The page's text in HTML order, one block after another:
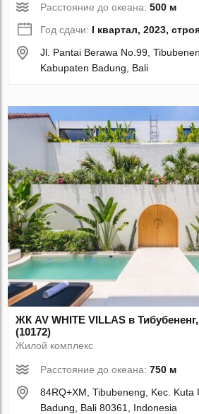
Расстояние до океана:500 м
Год сдачи: I квартал, 2023,
Jl. Pantai Berawa No.99,
Kabupaten Badung, Bali
ЖК AV WHITE VILLAS в
(10172)
Жилой комплекс
Расстояние до океана:750 м
84RQ+XM, Tibubeneng, Kec. Kuta
Badung, Bali 80361, Indonesia